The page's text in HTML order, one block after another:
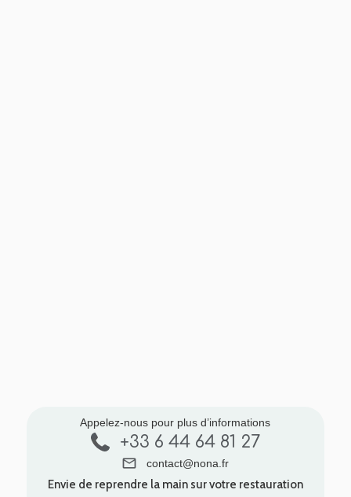
Appelez-nous pour plus d’informations
+33 6 44 64 81 27
contact@nona.fr
Envie de reprendre la main sur votre restauration